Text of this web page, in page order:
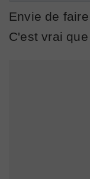
Envie de
C'est vrai